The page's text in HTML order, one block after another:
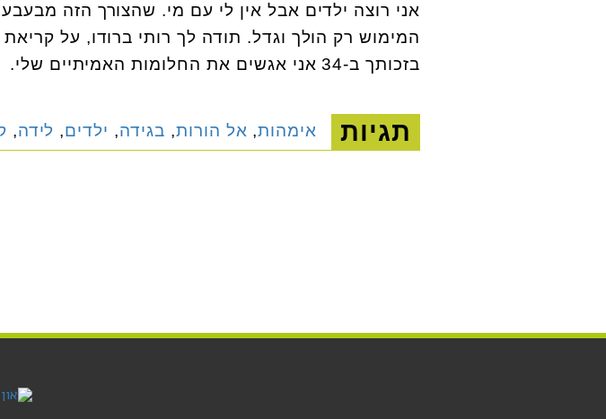
אני רוצה ילדים אבל אין לי עם מי. שהצורך הזה
המימוש רק הולך וגדל. תודה לך רותי ברודו, על
בזכותך ב-34 אני אגשים את החלומות האמיתיים שלי.
תגיות אימהות, אל הורות, בגידה, ילדים, לידה,